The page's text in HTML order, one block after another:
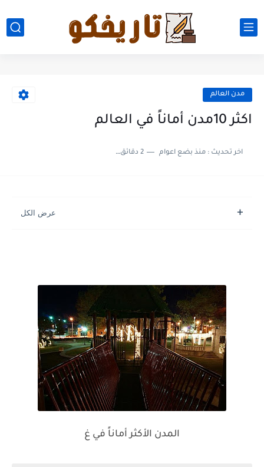
مدن العالم
اكثر 10مدن أماناً في العالم
اخر تحديث :منذ بضع اعوام 2 دقائق للقراءة
المدن الأكثر أماناً في غ